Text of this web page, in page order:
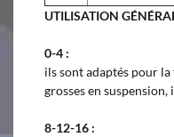
UTILISATION
0-4 :
ils sont adaptés pour
grosses en
8-12-16 :